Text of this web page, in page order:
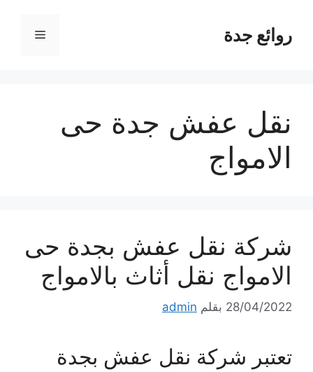
المحتوىروائع جدة القائمة
نقل عفش جدة حى
الامواج
شركة نقل عفش بجدة حى
الامواج نقل أثاث بالامواج
28/04/2022 بقلم admin
تعتبر شركة نقل عفش بجدة